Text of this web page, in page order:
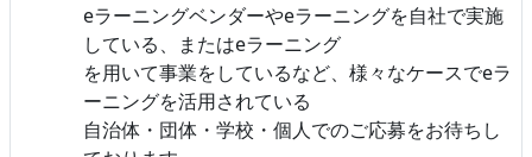
eラーニングベンダーやeラーニングを自社で実施
している、またはeラーニング
を用いて事業をしているなど、様々なケースでeラ
ーニングを活用されている
自治体・団体・学校・個人でのご応募をお待ちし